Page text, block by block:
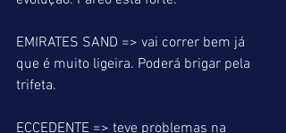
EMIRATES SAND => vai correr bem já
que é muito ligeira. Poderá brigar pela
trifeta.
ECCEDENTE => teve problemas na